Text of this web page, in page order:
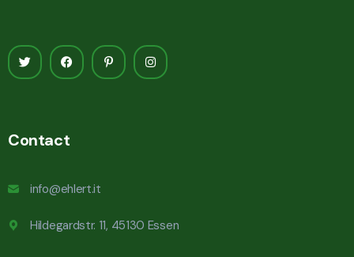
Contact
info@ehlert.it
Hildegardstr. 11, 45130 Essen